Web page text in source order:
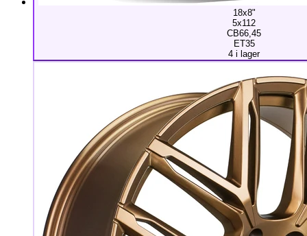
18x8"
5x112
CB66,45
ET35
4 i lager